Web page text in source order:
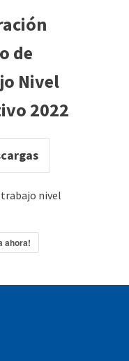
de
Nivel
2022
trabajo nivel
ahora!